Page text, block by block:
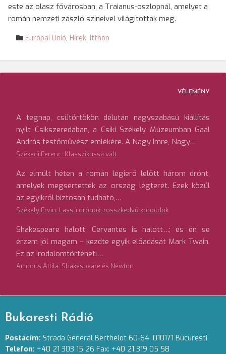
este az olasz fővárosban, a Traianus-oszlopnál, amelyet a
román nemzeti zászló színeivel világítottak meg.
Európai Unió, Hírek, Itthon
VÉLEMÉNY
A tegnap, csütörtökön délután nagyszabású kiállítás
nyílt Csíkszeredában, a Csíki Székely Múzeumban Gaál
András festőművész emlékére. A Nagy Imre, Nagy…
Székedi Ferenc: Klasszikussá vált
Az elmúlt héten a román légierő lelőtt három drónt,
amelyek megsértették az ország légterét. Ezek közül
az egyikről biztosan tudható,…
Székely Ervin: Lassú drónok, rosszkedvű koboldok
Shakespeare halott; Cervantes is halott…; és én se
érzem jól magam – kezdte egyik előadását Mark Twain.
Ez az irodalomtörténeti…
Ambrus Attila: Shakespeare és Newton
Bukaresti Rádió
Postacím: Strada General Berthelot 60-64. 010171 Bucuresti
Telefon: +40 21 303 15 26 Fax: +40 21 319 05 58